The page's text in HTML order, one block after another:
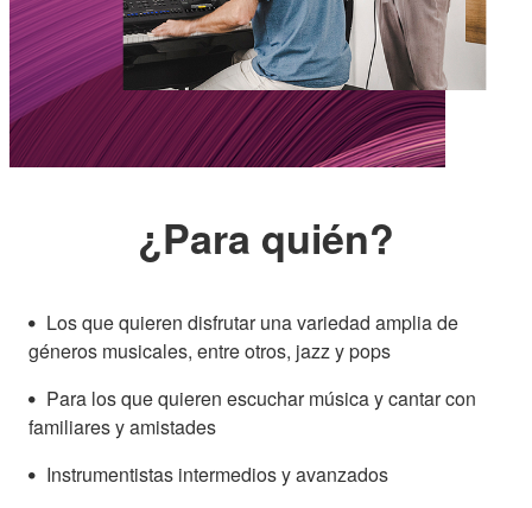
¿Para quién?
Los que quieren disfrutar una variedad amplia de
géneros musicales, entre otros, jazz y pops
Para los que quieren escuchar música y cantar con
familiares y amistades
Instrumentistas intermedios y avanzados